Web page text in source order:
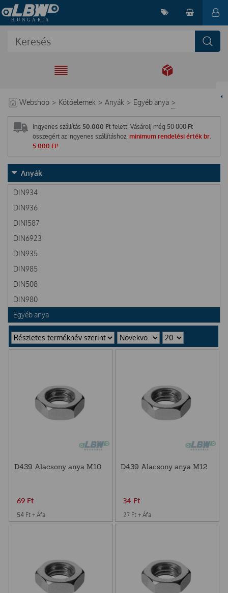
EGYÜTT A
Webshop > Kötőelemek > Anyák > Egyéb anya >
Ingyenes szállítás 50.000 Ft felett. Vásárolj még 50 000 Ft
összegért az ingyenes szállításhoz, minimum rendelési érték br.
5.000 Ft!
Anyák
DIN934
DIN936
DIN1587
DIN6923
DIN935
DIN985
DIN508
DIN980
Egyéb anya
D439 Alacsony anya M10
69 Ft
54 Ft + Áfa
D439 Alacsony anya M12
34 Ft
27 Ft + Áfa